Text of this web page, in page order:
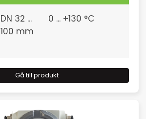
DN 32 ...
100 mm
0 ... +130 °C
Gå till produkt